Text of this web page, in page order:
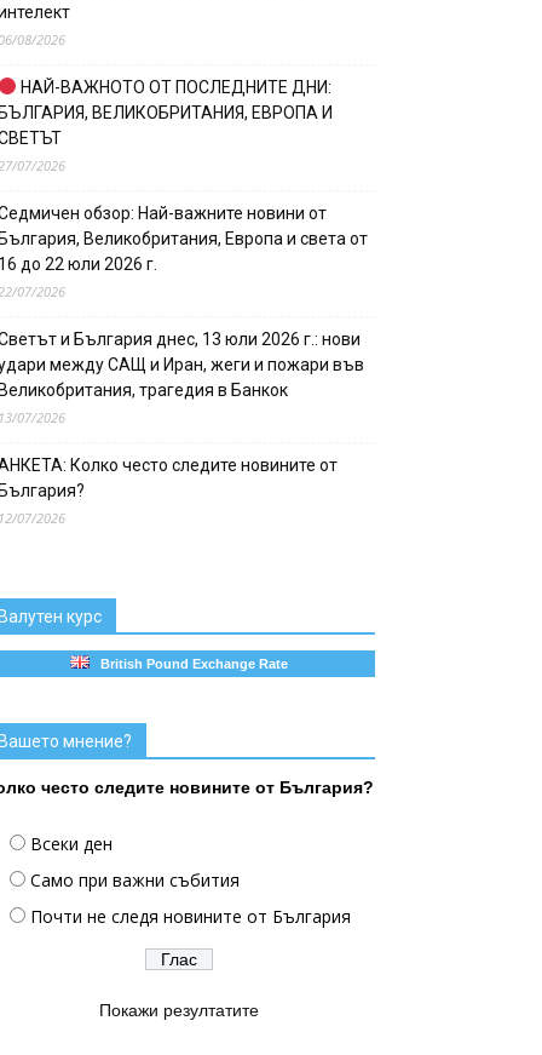
08/2026
НАЙ-ВАЖНОТО ОТ ПОСЛЕДНИТЕ ДНИ:
ВЕЛИКОБРИТАНИЯ, ЕВРОПА И
07/2026
обзор: Най-важните новини от
Великобритания, Европа и света от
до 22 юли 2026 г.
07/2026
и България днес, 13 юли 2026 г.: нови
между САЩ и Иран, жеги и пожари във
трагедия в Банкок
07/2026
Колко често следите новините от
07/2026
курс
British Pound Exchange Rate
мнение?
често следите новините от България?
Всеки ден
Само при важни събития
Почти не следя новините от България
Покажи резултатите